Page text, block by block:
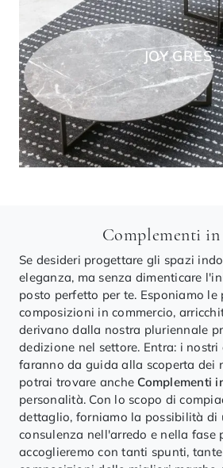
JOY GRES
Complementi in
Se desideri progettare gli spazi
eleganza, ma senza dimenticare
posto perfetto per te. Esponiamo le
composizioni in commercio,
derivano dalla nostra pluriennale
dedizione nel settore. Entra: i
faranno da guida alla scoperta dei
potrai trovare anche Complementi
personalità. Con lo scopo di
dettaglio, forniamo la possibilità di
consulenza nell'arredo e nella fase
accoglieremo con tanti spunti,